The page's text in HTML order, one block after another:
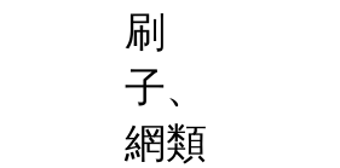
刷
子、
網類